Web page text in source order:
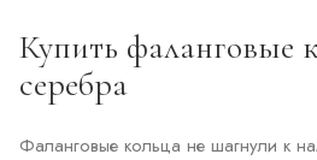
Купить фаланговые
серебра
Фаланговые кольца не шагнули к